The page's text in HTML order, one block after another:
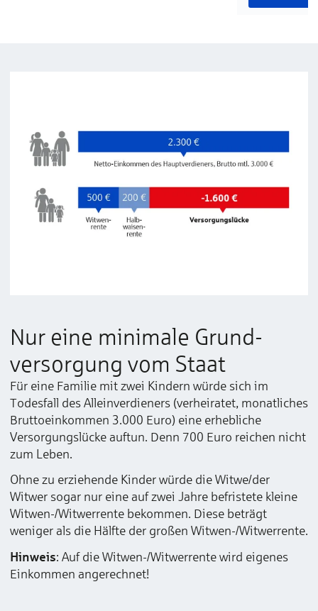
Nur eine minimale Grund­
versorgung vom Staat
Für eine Familie mit zwei Kindern würde sich im
Todesfall des Alleinverdieners (verheiratet, monatliches
Bruttoeinkommen 3.000 Euro) eine erhebliche
Versorgungslücke auftun. Denn 700 Euro reichen nicht
zum Leben.
Ohne zu erziehende Kinder würde die Witwe/der
Witwer sogar nur eine auf zwei Jahre befristete kleine
Witwen-/Witwerrente bekommen. Diese beträgt
weniger als die Hälfte der großen Witwen-/Witwerrente.
Hinweis: Auf die Witwen-/Witwerrente wird eigenes
Einkommen angerechnet!